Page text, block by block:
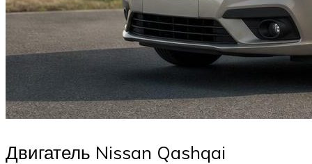
Двигатель Nissan Qashqai